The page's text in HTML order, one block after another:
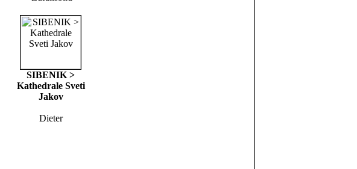
SIBENIK >
Kathedrale Sveti
Jakov
Dieter